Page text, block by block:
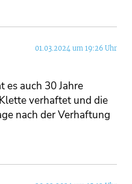
01.03.2024 um 19:26 Uhr
es auch 30 Jahre
verhaftet und die
nach der Verhaftung